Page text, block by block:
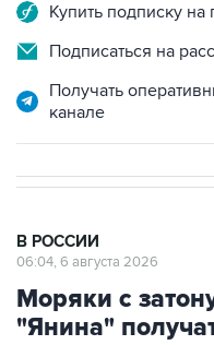
Купить подписку
Подписаться на
Получать
канале
В РОССИИ
06:04, 6 августа 2026
Моряки с
"Янина"